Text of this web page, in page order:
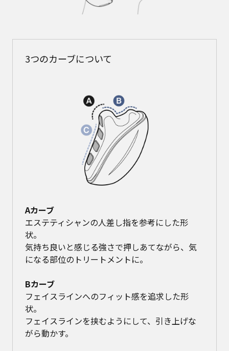
3つのカーブについて
Aカーブ
エステティシャンの人差し指を参考にした形
状。
気持ち良いと感じる強さで押しあてながら、気
になる部位のトリートメントに。
Bカーブ
フェイスラインへのフィット感を追求した形
状。
フェイスラインを挟むようにして、引き上げな
がら動かす。